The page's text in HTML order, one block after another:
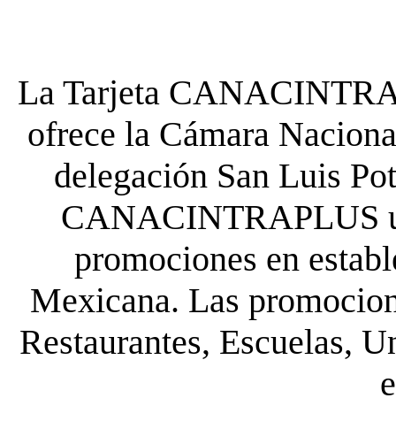
La Tarjeta
ofrece la Cámara
delegación San Luis
CANACINTRAPLUS
promociones en
Mexicana. Las
Restaurantes, Escuelas,